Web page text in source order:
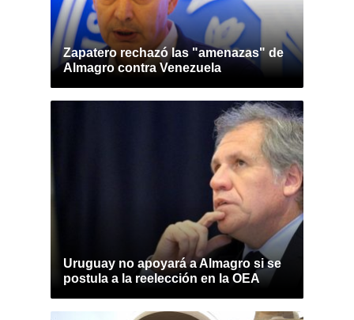
Zapatero rechazó las "amenazas" de
Almagro contra Venezuela
Uruguay no apoyará a Almagro si se
postula a la reelección en la OEA